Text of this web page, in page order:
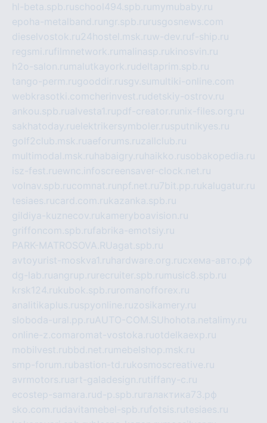
hl-beta.spb.ruschool494.spb.ru mymubaby.ru
epoha-metalband.ru ngr.spb.ru rusgosnews.com
dieselvostok.ru24hostel.msk.ruw-dev.ruf-ship.ru
regsmi.rufilmnetwork.ru malinasp.rukinosvin.ru
h2o-salon.ru malutkayork.rudeltaprim.spb.ru
tango-perm.rugooddir.rusgv.su multiki-online.com
webkrasotki.comcherinvest.rudetskiy-ostrov.ru
ankou.spb.rualvesta1.rupdf-creator.ru nix-files.org.ru
sakhatoday.ruelektrikersymboler.rusputnikyes.ru
golf2club.msk.ruaeforums.ruzallclub.ru
multimodal.msk.ru habaigry.ru haikko.rusobakopedia.ru
isz-fest.ruewnc.infoscreensaver-clock.net.ru
volnav.spb.rucomnat.ru npf.net.ru7bit.pp.rukalugatur.ru
tesiaes.rucard.com.rukazanka.spb.ru
gildiya-kuznecov.rukameryboavision.ru
griffoncom.spb.rufabrika-emotsiy.ru
PARK-MATROSOVA.RUagat.spb.ru
avtoyurist-moskva1.ru hardware.org.ruсхема-авто.рф
dg-lab.ruangrup.ru recruiter.spb.ru music8.spb.ru
krsk124.rukubok.spb.ru romanofforex.ru
analitikaplus.ruspyonline.ruzosikamery.ru
sloboda-ural.pp.ruAUTO-COM.SU hohota.netalimy.ru
online-z.comaromat-vostoka.ruotdelkaexp.ru
mobilvest.rubbd.net.ru mebelshop.msk.ru
smp-forum.rubastion-td.rukosmoscreative.ru
avrmotors.ruart-galadesign.rutiffany-c.ru
ecostep-samara.rud-p.spb.ru галактика73.рф
sko.com.rudavitamebel-spb.rufotsis.rutesiaes.ru